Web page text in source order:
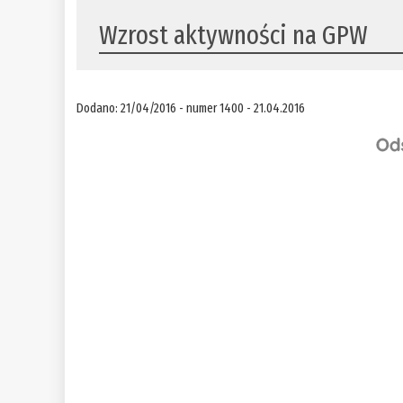
Wzrost aktywności na GPW
Dodano: 21/04/2016 - numer 1400 - 21.04.2016